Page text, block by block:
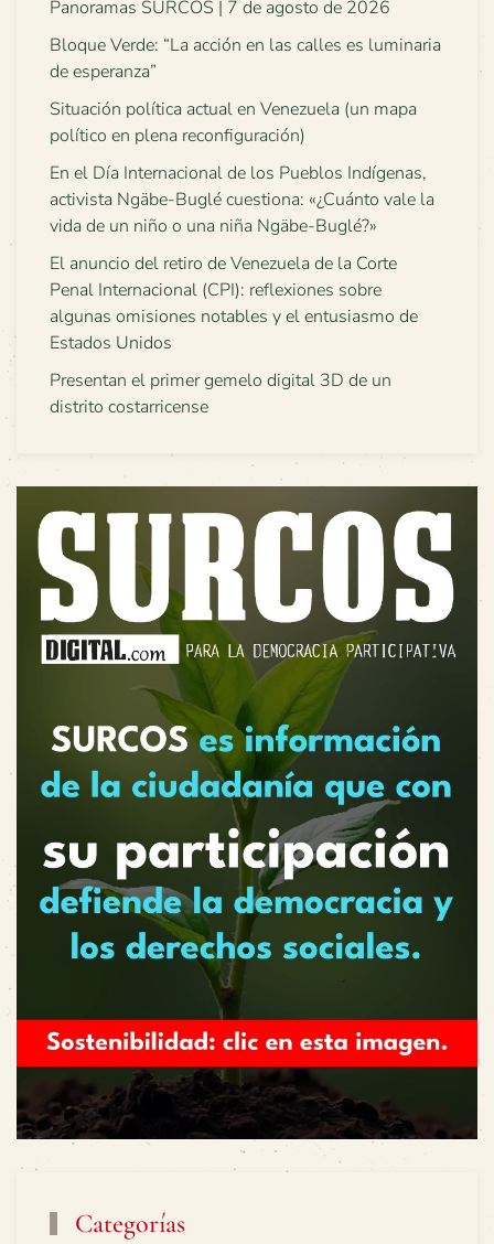
Panoramas SURCOS | 7 de agosto de 2026
Bloque Verde: “La acción en las calles es luminaria
de esperanza”
Situación política actual en Venezuela (un mapa
político en plena reconfiguración)
En el Día Internacional de los Pueblos Indígenas,
activista Ngäbe-Buglé cuestiona: «¿Cuánto vale la
vida de un niño o una niña Ngäbe-Buglé?»
El anuncio del retiro de Venezuela de la Corte
Penal Internacional (CPI): reflexiones sobre
algunas omisiones notables y el entusiasmo de
Estados Unidos
Presentan el primer gemelo digital 3D de un
distrito costarricense
Categorías